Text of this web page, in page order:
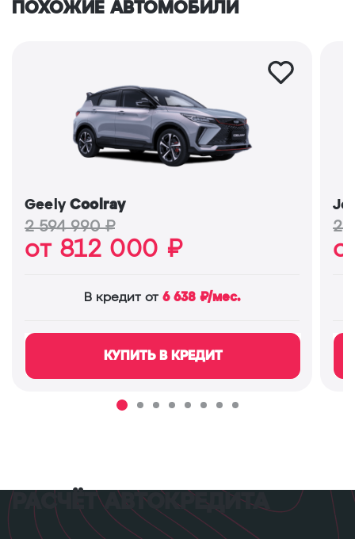
ПОХОЖИЕ АВТОМОБИЛИ
GeelyCoolray
2 594 990 ₽
от 812 000 ₽
В кредит от6 638 ₽/мес.
КУПИТЬ В КРЕДИТ
2
РАСЧЁТ АВТОКРЕДИТА